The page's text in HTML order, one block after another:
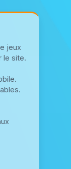
jeux
le site.